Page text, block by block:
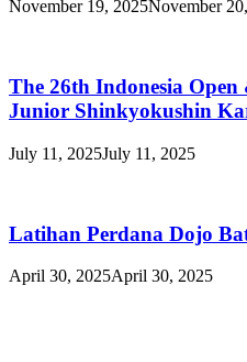
November 19, 2025November
The 26th Indonesia
Junior Shinkyokushin
July 11, 2025July 11, 2025
Latihan Perdana Dojo
April 30, 2025April 30, 2025